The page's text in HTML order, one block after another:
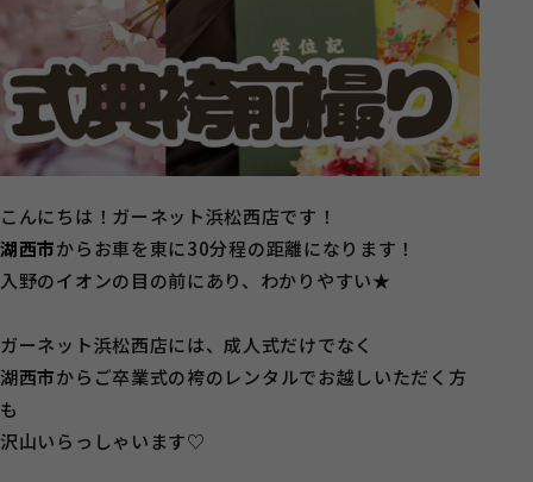
こんにちは！ガーネット浜松西店です！
湖西市からお車を東に30分程の距離になります！
入野のイオンの目の前にあり、わかりやすい★
ガーネット浜松西店には、成人式だけでなく
湖西市からご卒業式の袴のレンタルでお越しいただく方
も
沢山いらっしゃいます♡